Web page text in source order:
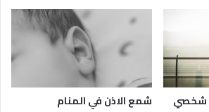
شخصي شمع الاذن في المنام